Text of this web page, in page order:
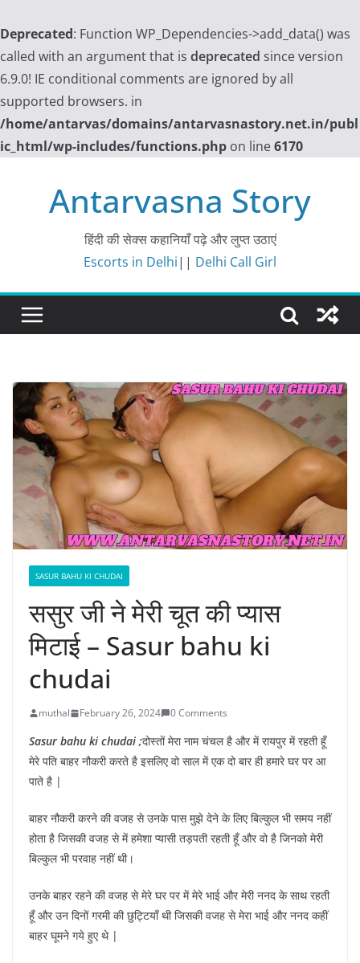
Deprecated: Function WP_Dependencies->add_data() was
called with an argument that is deprecated since version
6.9.0! IE conditional comments are ignored by all
supported browsers. in
/home/antarvas/domains/antarvasnastory.net.in/publ
ic_html/wp-includes/functions.php on line6170
Antarvasna Story
हिंदी की सेक्स कहानियाँ पढ़े और लुप्त उठाएं
Escorts in Delhi|| Delhi Call Girl
SASUR BAHU KI CHUDAI
ससुर जी ने मेरी चूत की प्यास
मिटाई – Sasur bahu ki
chudai
muthal February 26, 2024 0 Comments
Sasur bahu ki chudai ;दोस्तों मेरा नाम चंचल है और में रायपुर में रहती हूँ
मेरे पति बाहर नौकरी करते है इसलिए वो साल में एक दो बार ही हमारे घर पर आ
पाते है |
बाहर नौकरी करने की वजह से उनके पास मुझे देने के लिए बिल्कुल भी समय नहीं
होता है जिसकी वजह से में हमेशा प्यासी तड़पती रहती हूँ और वो है जिनको मेरी
बिल्कुल भी परवाह नहीं थी।
उनके बाहर रहने की वजह से मेरे घर पर में मेरे भाई और मेरी ननद के साथ रहती
हूँ और उन दिनों गरमी की छुट्टियाँ थी जिसकी वजह से मेरा भाई और ननद कहीं
बाहर घूमने गये हुए थे |